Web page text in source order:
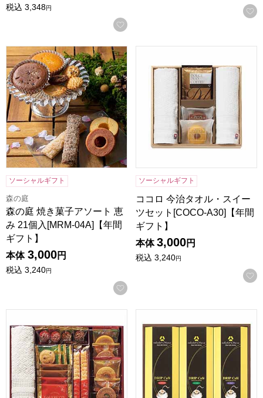
税込 3,348円
お気に入りに登録する
森の庭 焼き菓子アソート 恵み 21個入[MRM-04A]【年間ギフ
ソーシャルギフト
森の庭
森の庭 焼き菓子アソート 恵
み 21個入[MRM-04A]【年間
ギフト】
本体 3,000円
税込 3,240円
お気に入りに登録する
ソーシャルギフト
ココロ 今治タオル・スイー
ツセット[COCO-A30]【年間
ギフト】
本体 3,000円
税込 3,240円